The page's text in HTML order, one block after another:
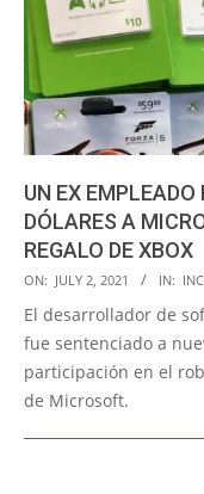
UN EX
DÓLARES A
REGALO DE XBOX
2021-
07-
02
ON: JULY 2, 2021 IN:
El desarrollador de
fue sentenciado a
participación en el
de Microsoft.